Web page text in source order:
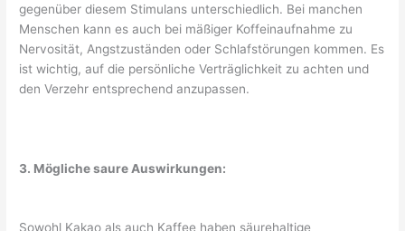
gegenüber diesem Stimulans unterschiedlich. Bei manchen
Menschen kann es auch bei mäßiger Koffeinaufnahme zu
Nervosität, Angstzuständen oder Schlafstörungen kommen. Es
ist wichtig, auf die persönliche Verträglichkeit zu achten und
den Verzehr entsprechend anzupassen.
3. Mögliche saure Auswirkungen:
Sowohl Kakao als auch Kaffee haben säurehaltige